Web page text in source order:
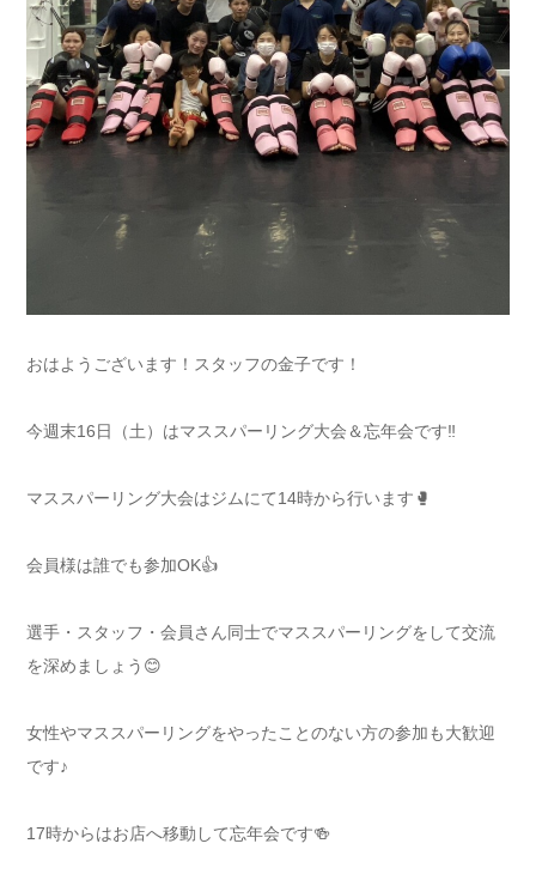
おはようございます！スタッフの金子です！
今週末16日（土）はマススパーリング大会＆忘年会です‼️
マススパーリング大会はジムにて14時から行います🥊
会員様は誰でも参加OK👍
選手・スタッフ・会員さん同士でマススパーリングをして交流
を深めましょう😊
女性やマススパーリングをやったことのない方の参加も大歓迎
です♪
17時からはお店へ移動して忘年会です🍻